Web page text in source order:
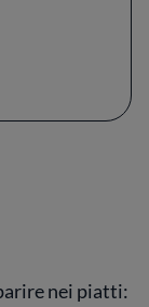
con
ma veri
è sempre
porzioni
in
nei piatti: